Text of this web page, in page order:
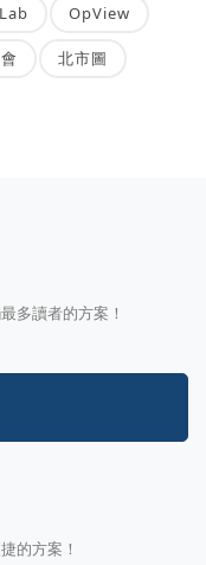
OpView
北市圖
多讀者的方案！
的方案！